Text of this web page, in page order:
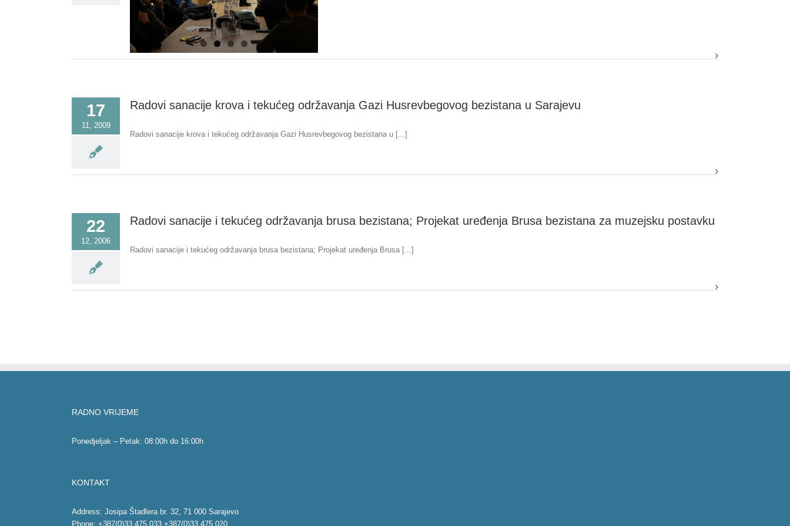
17
11, 2009
Radovi sanacije krova i tekućeg održavanja Gazi Husrevbegovog bezistana u Sarajevu
Radovi sanacije krova i tekućeg održavanja Gazi Husrevbegovog bezistana u [...]
22
12, 2006
Radovi sanacije i tekućeg održavanja brusa bezistana; Projekat uređenja Brusa bezistana za muzejsku postavku
Radovi sanacije i tekućeg održavanja brusa bezistana; Projekat uređenja Brusa [...]
RADNO VRIJEME
Ponedjeljak – Petak: 08:00h do 16:00h
KONTAKT
Address: Josipa Štadlera br. 32, 71 000 Sarajevo
Phone: +387(0)33 475 033 +387(0)33 475 020